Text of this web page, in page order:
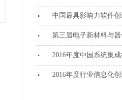
中国最具影响力软件
第三届电子新材料与
2016年度中国系统集
2016年度行业信息化